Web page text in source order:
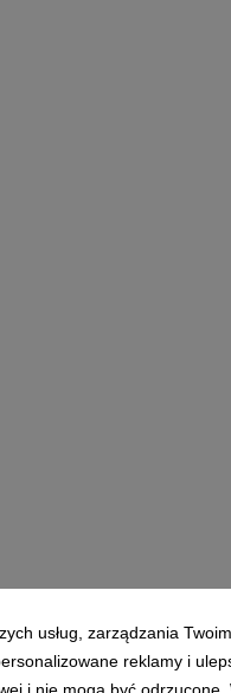
usług, zarządzania
reklamy i